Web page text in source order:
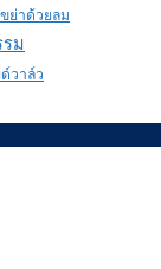
ย่าด้วยลม
รม
วาล์ว